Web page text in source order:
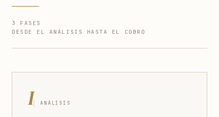
3 FASES
DESDE EL ANÁLISIS HASTA EL COBRO
I ANÁLISIS